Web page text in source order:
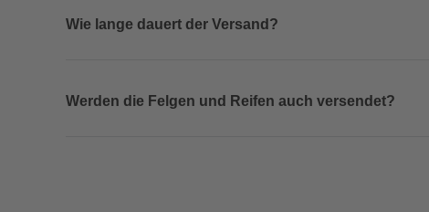
Wie lange dauert der Versand?
Werden die Felgen und Reifen auch versendet?